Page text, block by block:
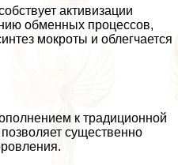
активизации
обменных процессов,
мокроты и облегчается
к традиционной
существенно